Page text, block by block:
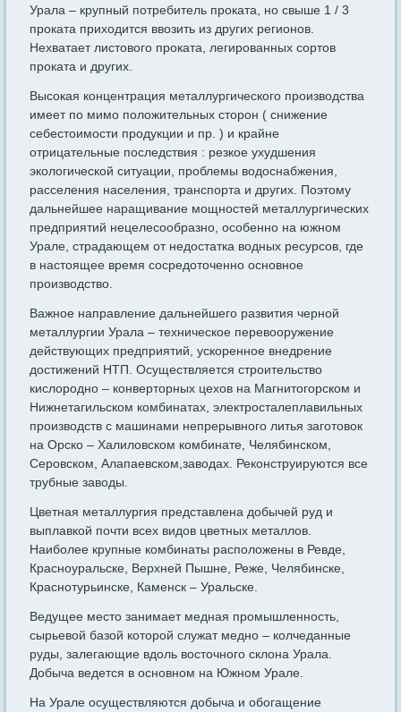
Урала – крупный потребитель проката, но свыше 1 / 3
проката приходится ввозить из других регионов.
Нехватает листового проката, легированных сортов
проката и других.
Высокая концентрация металлургического производства
имеет по мимо положительных сторон ( снижение
себестоимости продукции и пр. ) и крайне
отрицательные последствия : резкое ухудшения
экологической ситуации, проблемы водоснабжения,
расселения населения, транспорта и других. Поэтому
дальнейшее наращивание мощностей металлургических
предприятий нецелесообразно, особенно на южном
Урале, страдающем от недостатка водных ресурсов, где
в настоящее время сосредоточенно основное
производство.
Важное направление дальнейшего развития черной
металлургии Урала – техническое перевооружение
действующих предприятий, ускоренное внедрение
достижений НТП. Осуществляется строительство
кислородно – конверторных цехов на Магнитогорском и
Нижнетагильском комбинатах, электросталеплавильных
производств с машинами непрерывного литья заготовок
на Орско – Халиловском комбинате, Челябинском,
Серовском, Алапаевском,заводах. Реконструируются все
трубные заводы.
Цветная металлургия представлена добычей руд и
выплавкой почти всех видов цветных металлов.
Наиболее крупные комбинаты расположены в Ревде,
Красноуральске, Верхней Пышне, Реже, Челябинске,
Краснотурьинске, Каменск – Уральске.
Ведущее место занимает медная промышленность,
сырьевой базой которой служат медно – колчеданные
руды, залегающие вдоль восточного склона Урала.
Добыча ведется в основном на Южном Урале.
На Урале осуществляются добыча и обогащение